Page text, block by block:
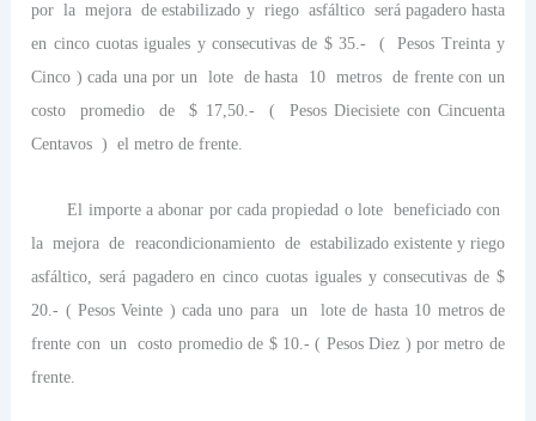
por la mejora de estabilizado y riego asfáltico será pagadero hasta
en cinco cuotas iguales y consecutivas de $ 35.-
(
Pesos Treinta y
Cinco ) cada una por un
lote de hasta 10 metros
de frente con un
costo
promedio de $ 17,50.- (
Pesos Diecisiete con Cincuenta
Centavos ) el metro de frente.
El importe a abonar por cada propiedad o lote
beneficiado con
la mejora de reacondicionamiento de estabilizado existente y riego
asfáltico, será pagadero en cinco cuotas iguales y consecutivas de $
20.- ( Pesos Veinte ) cada uno para
un
lote de hasta 10 metros de
frente con un
costo promedio de $ 10.- ( Pesos Diez ) por metro de
frente.